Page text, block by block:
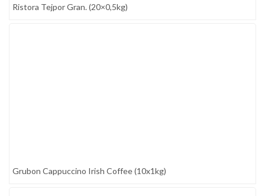
Ristora Tejpor Gran. (20×0,5kg)
Grubon Cappuccino Irish Coffee (10x1kg)